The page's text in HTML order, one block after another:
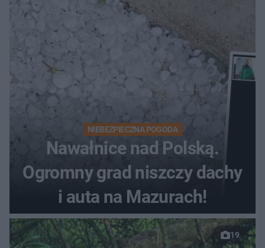
NIEBEZPIECZNA POGODA
Nawałnice nad Polską.
Ogromny grad niszczy dachy
i auta na Mazurach!
19